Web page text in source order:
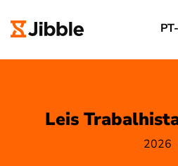
Leis
2026